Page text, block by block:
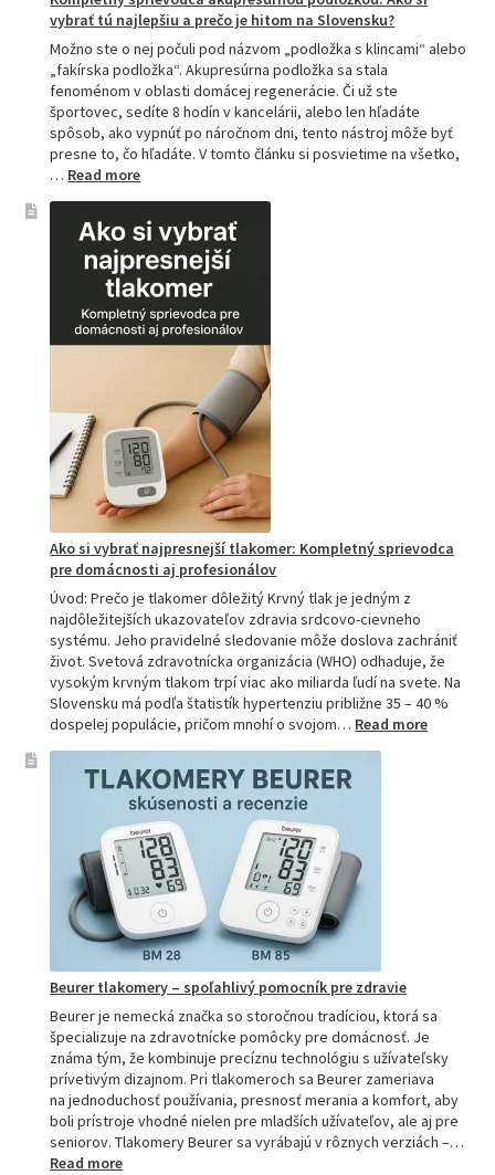
vybrať tú najlepšiu a prečo je hitom na Slovensku?
Možno ste o nej počuli pod názvom „podložka s klincami“ alebo
„fakírska podložka“. Akupresúrna podložka sa stala
fenoménom v oblasti domácej regenerácie. Či už ste
športovec, sedíte 8 hodín v kancelárii, alebo len hľadáte
spôsob, ako vypnúť po náročnom dni, tento nástroj môže byť
presne to, čo hľadáte. V tomto článku si posvietime na všetko,
… Read more:
sprievodca
akupresúrnou
podložkou:
Ako
si
vybrať
tú
prečo
je
hitom
na
Slovensku?
Ako si vybrať najpresnejší tlakomer: Kompletný sprievodca
pre domácnosti aj profesionálov
Úvod: Prečo je tlakomer dôležitý Krvný tlak je jedným z
najdôležitejších ukazovateľov zdravia srdcovo-cievneho
systému. Jeho pravidelné sledovanie môže doslova zachrániť
život. Svetová zdravotnícka organizácia (WHO) odhaduje, že
vysokým krvným tlakom trpí viac ako miliarda ľudí na svete. Na
Slovensku má podľa štatistík hypertenziu približne 35 – 40 %
dospelej populácie, pričom mnohí o svojom… Read more:
Beurer tlakomery – spoľahlivý pomocník pre zdravie
Beurer je nemecká značka so storočnou tradíciou, ktorá sa
špecializuje na zdravotnícke pomôcky pre domácnosť. Je
známa tým, že kombinuje precíznu technológiu s užívateľsky
prívetivým dizajnom. Pri tlakomeroch sa Beurer zameriava
na jednoduchosť používania, presnosť merania a komfort, aby
boli prístroje vhodné nielen pre mladších užívateľov, ale aj pre
seniorov. Tlakomery Beurer sa vyrábajú v rôznych verziách –…
Read more: